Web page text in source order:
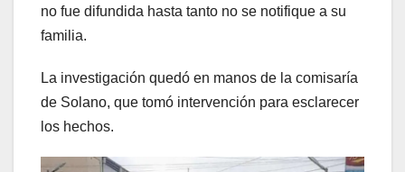
no fue difundida hasta tanto no se notifique a su
familia.
La investigación quedó en manos de la comisaría
de Solano, que tomó intervención para esclarecer
los hechos.